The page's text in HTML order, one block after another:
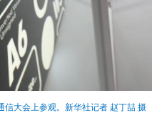
大会上参观。新华社记者 赵丁喆 摄